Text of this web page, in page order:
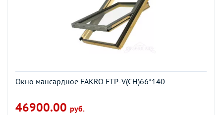
Окно мансардное FAKRO FTP-V(CH)66*140
46900.00 руб.